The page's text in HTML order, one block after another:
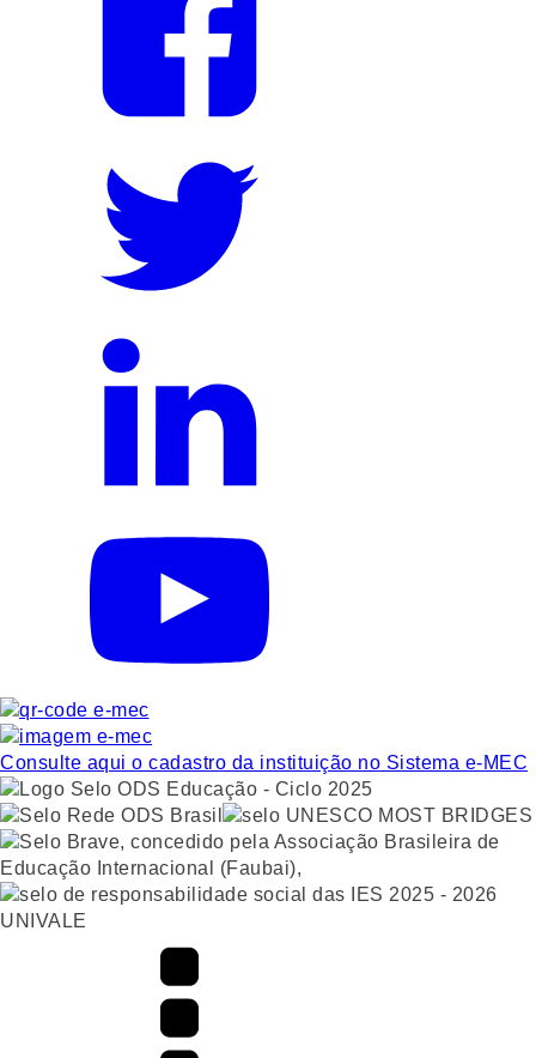
Consulte aqui o cadastro da instituição no Sistema e-MEC
UNIVALE